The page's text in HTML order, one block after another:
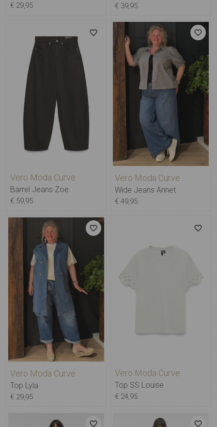
€ 29,95 € 39,95
Vero Moda Curve
Barrel Jeans Zoe
€ 59,95
Vero Moda Curve
Wide Jeans Annet
€ 49,95
Vero Moda Curve
Top Lyla
€ 29,95
Vero Moda Curve
Top SS Louise
€ 24,95